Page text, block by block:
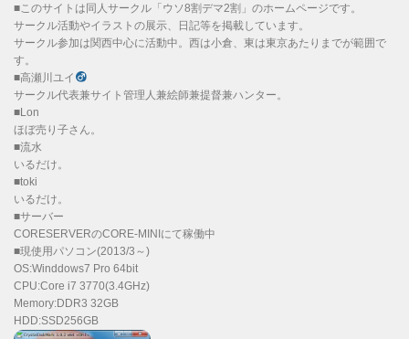
■このサイトは同人サークル「ウソ8割デマ2割」のホームページです。
サークル活動やイラストの展示、日記等を掲載しています。
サークル参加は関西中心に活動中。西は小倉、東は東京あたりまでが範囲で
す。
■高瀬川ユイ
サークル代表兼サイト管理人兼絵師兼提督兼ハンター。
■Lon
ほぼ売り子さん。
■流水
いるだけ。
■toki
いるだけ。
■サーバー
CORESERVERのCORE-MINIにて稼働中
■現使用パソコン(2013/3～)
OS:Winddows7 Pro 64bit
CPU:Core i7 3770(3.4GHz)
Memory:DDR3 32GB
HDD:SSD256GB